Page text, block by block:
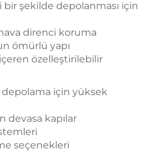
bir şekilde depolanması için
direnci koruma
ömürlü yapı
özelleştirilebilir
için yüksek
devasa kapılar
seçenekleri